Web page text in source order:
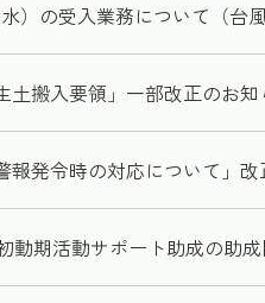
）の受入業務について（台風
土搬入要領」一部改正のお知
報発令時の対応について」
動期活動サポート助成の助